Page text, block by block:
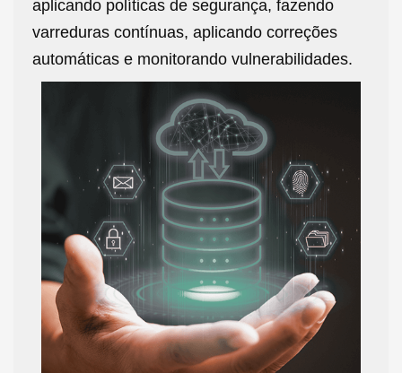
aplicando políticas de segurança, fazendo
varreduras contínuas, aplicando correções
automáticas e monitorando vulnerabilidades.